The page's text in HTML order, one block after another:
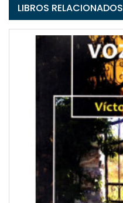
LIBROS RELACIONADOS